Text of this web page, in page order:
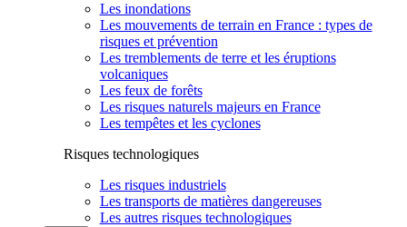
Les inondations
Les mouvements de terrain en France : types de
risques et prévention
Les tremblements de terre et les éruptions
volcaniques
Les feux de forêts
Les risques naturels majeurs en France
Les tempêtes et les cyclones
Risques technologiques
Les risques industriels
Les transports de matières dangereuses
Les autres risques technologiques